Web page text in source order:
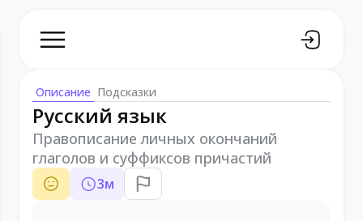
Описание Подсказки
Русский язык
Правописание личных окончаний
глаголов и суффиксов причастий
3м